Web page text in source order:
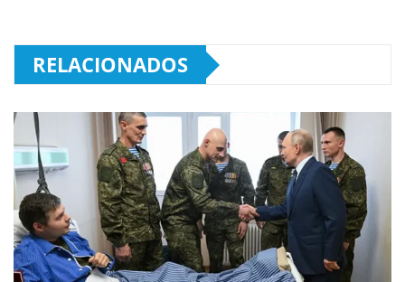
RELACIONADOS